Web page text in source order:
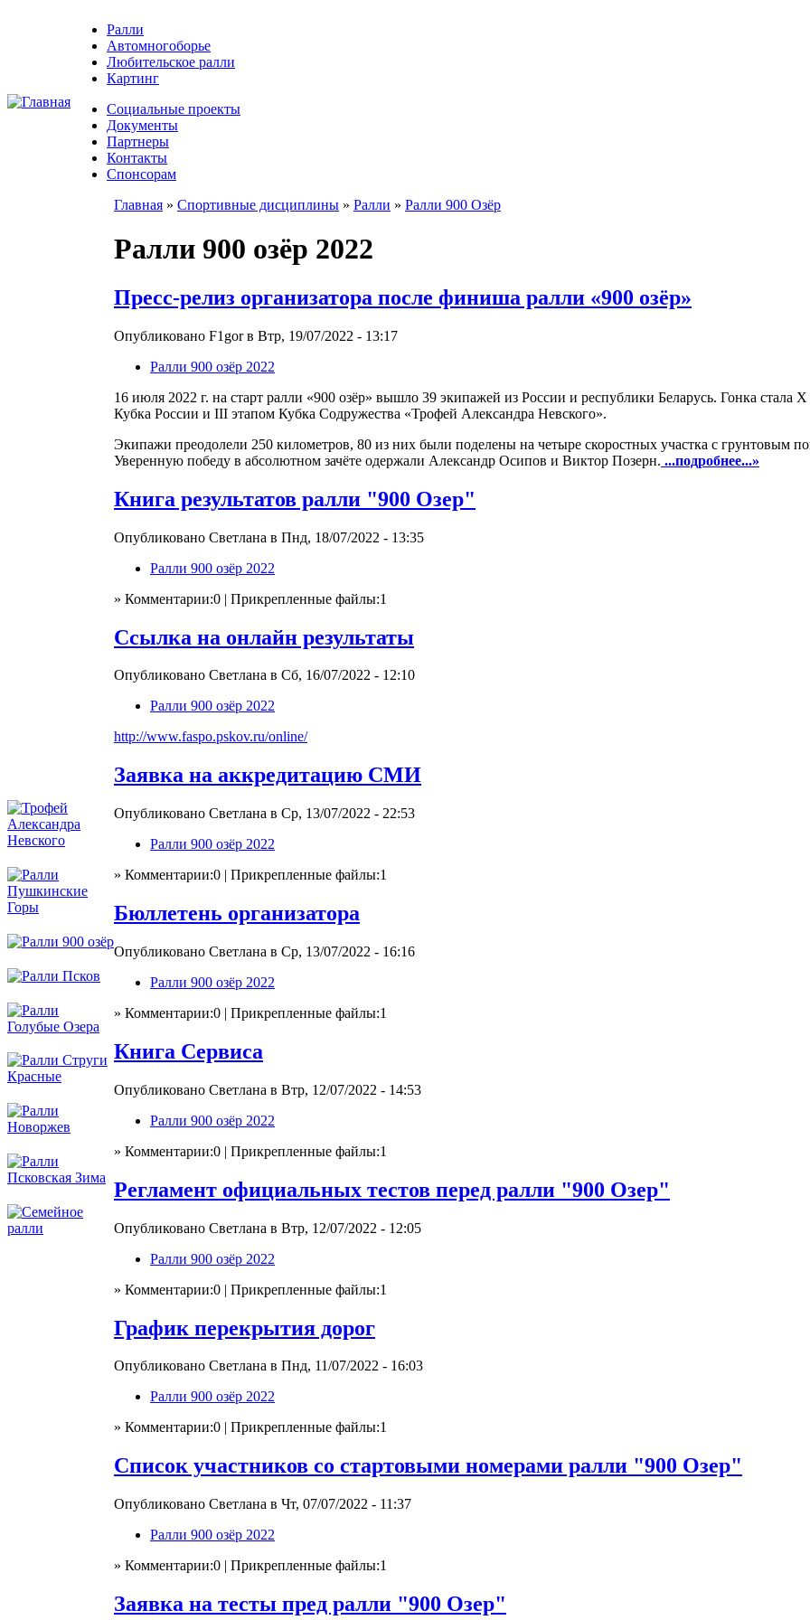
Ралли
Автомногоборье
Любительское ралли
Картинг
Социальные проекты
Документы
Партнеры
Контакты
Спонсорам
Главная » Спортивные дисциплины » Ралли » Ралли 900 Озёр
Ралли 900 озёр 2022
Пресс-релиз организатора после финиша ралли «900 озёр»
Опубликовано F1gor в Втр, 19/07/2022 - 13:17
Ралли 900 озёр 2022
16 июля 2022 г. на старт ралли «900 озёр» вышло 39 экипажей из России и республики Беларусь. Гонка стала
Кубка России и III этапом Кубка Содружества «Трофей Александра Невского».
Экипажи преодолели 250 километров, 80 из них были поделены на четыре скоростных участка с грунтовым
Уверенную победу в абсолютном зачёте одержали Александр Осипов и Виктор Позерн. ...подробнее...»
Книга результатов ралли "900 Озер"
Опубликовано Светлана в Пнд, 18/07/2022 - 13:35
Ралли 900 озёр 2022
» Комментарии:0 | Прикрепленные файлы:1
Ссылка на онлайн результаты
Опубликовано Светлана в Сб, 16/07/2022 - 12:10
Ралли 900 озёр 2022
http://www.faspo.pskov.ru/online/
Заявка на аккредитацию СМИ
Опубликовано Светлана в Ср, 13/07/2022 - 22:53
Ралли 900 озёр 2022
» Комментарии:0 | Прикрепленные файлы:1
Бюллетень организатора
Опубликовано Светлана в Ср, 13/07/2022 - 16:16
Ралли 900 озёр 2022
» Комментарии:0 | Прикрепленные файлы:1
Книга Сервиса
Опубликовано Светлана в Втр, 12/07/2022 - 14:53
Ралли 900 озёр 2022
» Комментарии:0 | Прикрепленные файлы:1
Регламент официальных тестов перед ралли "900 Озер"
Опубликовано Светлана в Втр, 12/07/2022 - 12:05
Ралли 900 озёр 2022
» Комментарии:0 | Прикрепленные файлы:1
График перекрытия дорог
Опубликовано Светлана в Пнд, 11/07/2022 - 16:03
Ралли 900 озёр 2022
» Комментарии:0 | Прикрепленные файлы:1
Список участников со стартовыми номерами ралли "900 Озер"
Опубликовано Светлана в Чт, 07/07/2022 - 11:37
Ралли 900 озёр 2022
» Комментарии:0 | Прикрепленные файлы:1
Заявка на тесты пред ралли "900 Озер"